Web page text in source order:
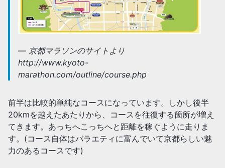
京都マラソンのサイトより
http://www.kyoto-
marathon.com/outline/course.php
前半は比較的単純なコースになっています。しかし後半
20kmを越えたあたりから、コースを往復する箇所が増え
てきます。あっちへこっちへと距離を稼ぐように走りま
す。(コース自体はバラエティに富んでいて京都らしい魅
力のあるコースです)